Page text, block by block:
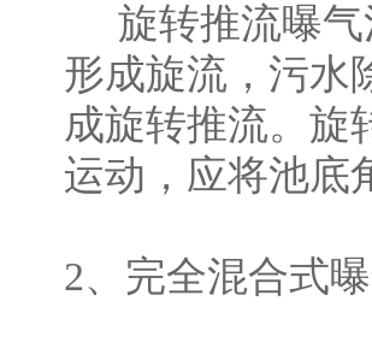
旋转推流曝气
形成旋流，污水
成旋转推流。旋
运动，应将池底
2、完全混合式